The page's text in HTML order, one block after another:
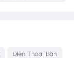
Điện Thoại Bàn